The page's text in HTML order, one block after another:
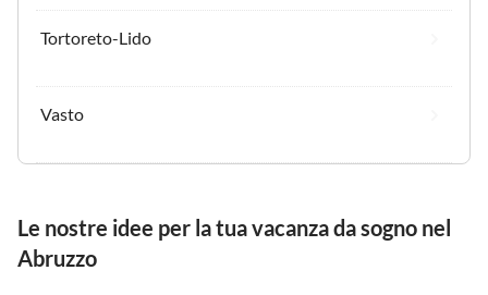
Tortoreto-Lido
Vasto
Le nostre idee per la tua vacanza da sogno nel
Abruzzo